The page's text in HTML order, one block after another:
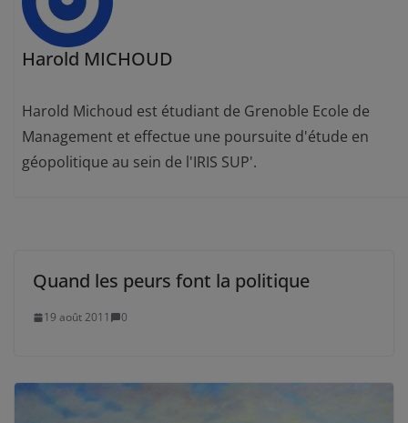
Harold MICHOUD
Harold Michoud est étudiant de Grenoble Ecole de
Management et effectue une poursuite d'étude en
géopolitique au sein de l'IRIS SUP'.
Quand les peurs font la politique
19 août 2011 0